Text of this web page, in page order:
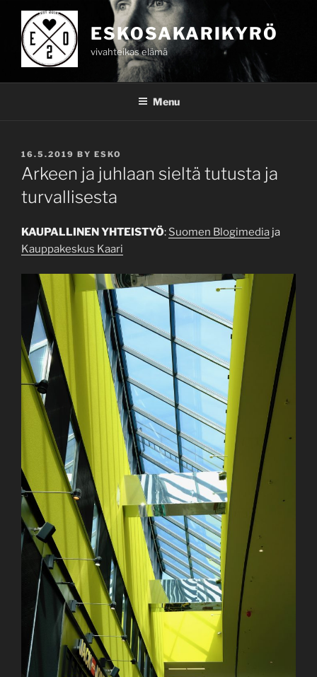
content
ESKOSAKARIKYRÖ
vivahteikas elämä
Menu
POSTED
ON
16.5.2019 BY ESKO
Arkeen ja juhlaan sieltä tutusta ja
turvallisesta
KAUPALLINEN YHTEISTYÖ: Suomen Blogimedia ja
Kauppakeskus Kaari